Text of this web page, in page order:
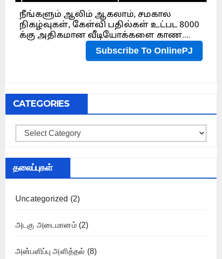
CATEGORIES
Categories
தலைப்புகள்
Uncategorized (2)
அடகு அடைமானம்(2)
அன்பளிப்பு அளித்தல் (8)